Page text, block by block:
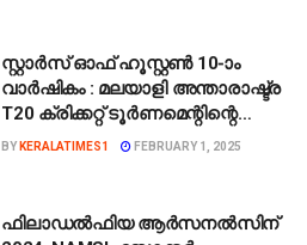
സ്റ്റാർസ് ഓഫ് ഹൂസ്റ്റൺ 10-ാം
വാർഷികം : മലയാളി അന്താരാഷ്ട്ര
T20 ക്രിക്കറ്റ് ടൂർണമെന്റിന്റെ
ഒരുക്കങ്ങൾ ആരംഭിച്ചു.
BY KERALATIMES1 FEBRUARY 1, 2025
ഫിലാഡൽഫിയ ആർസനൽസിന്